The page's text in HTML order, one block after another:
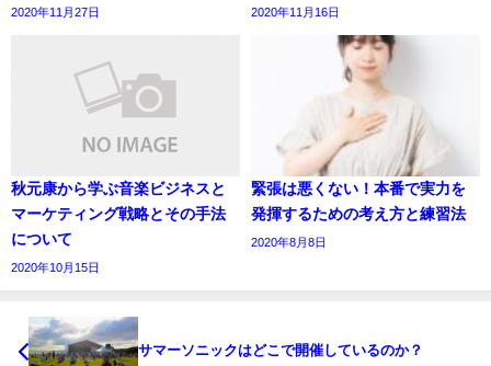
2020年11月27日 2020年11月16日
秋元康から学ぶ音楽ビジネスと
マーケティング戦略とその手法
について
2020年10月15日
緊張は悪くない！本番で実力を
発揮するための考え方と練習法
2020年8月8日
サマーソニックはどこで開催しているのか？